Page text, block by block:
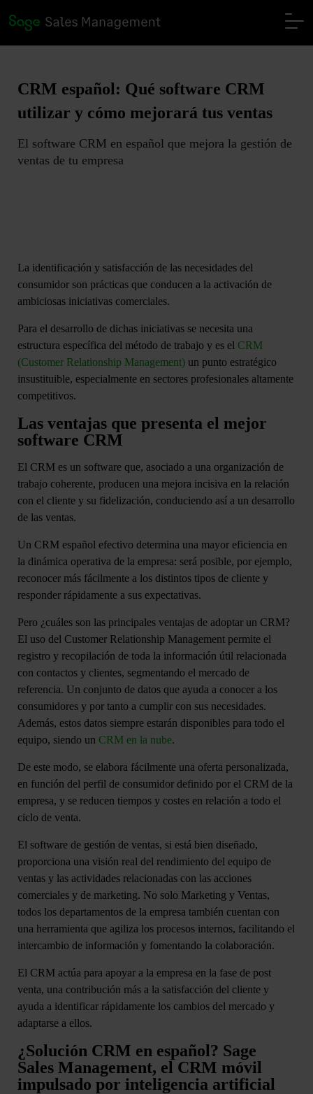
CRM español: Qué software CRM
utilizar y cómo mejorará tus ventas
El software CRM en español que mejora la gestión de
ventas de tu empresa
La identificación y satisfacción de las necesidades del
consumidor son prácticas que conducen a la activación de
ambiciosas iniciativas comerciales.
Para el desarrollo de dichas iniciativas se necesita una
estructura específica del método de trabajo y es el CRM
(Customer Relationship Management) un punto estratégico
insustituible, especialmente en sectores profesionales altamente
competitivos.
Las ventajas que presenta el mejor
software CRM
El CRM es un software que, asociado a una organización de
trabajo coherente, producen una mejora incisiva en la relación
con el cliente y su fidelización, conduciendo así a un desarrollo
de las ventas.
Un CRM español efectivo determina una mayor eficiencia en
la dinámica operativa de la empresa: será posible, por ejemplo,
reconocer más fácilmente a los distintos tipos de cliente y
responder rápidamente a sus expectativas.
Pero ¿cuáles son las principales ventajas de adoptar un CRM?
El uso del Customer Relationship Management permite el
registro y recopilación de toda la información útil relacionada
con contactos y clientes, segmentando el mercado de
referencia. Un conjunto de datos que ayuda a conocer a los
consumidores y por tanto a cumplir con sus necesidades.
Además, estos datos siempre estarán disponibles para todo el
equipo, siendo un CRM en la nube.
De este modo, se elabora fácilmente una oferta personalizada,
en función del perfil de consumidor definido por el CRM de la
empresa, y se reducen tiempos y costes en relación a todo el
ciclo de venta.
El software de gestión de ventas, si está bien diseñado,
proporciona una visión real del rendimiento del equipo de
ventas y las actividades relacionadas con las acciones
comerciales y de marketing. No solo Marketing y Ventas,
todos los departamentos de la empresa también cuentan con
una herramienta que agiliza los procesos internos, facilitando el
intercambio de información y fomentando la colaboración.
El CRM actúa para apoyar a la empresa en la fase de post
venta, una contribución más a la satisfacción del cliente y
ayuda a identificar rápidamente los cambios del mercado y
adaptarse a ellos.
¿Solución CRM en español? Sage
Sales Management, el CRM móvil
impulsado por inteligencia artificial